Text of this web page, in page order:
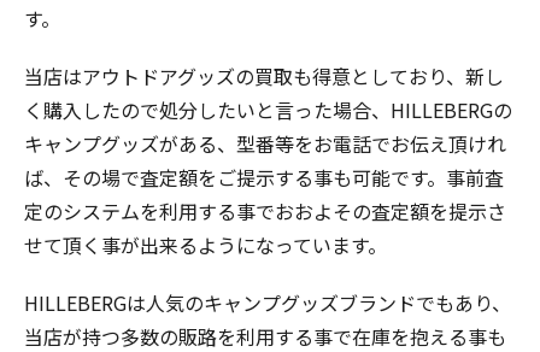
す。
当店はアウトドアグッズの買取も得意としており、新し
く購入したので処分したいと言った場合、HILLEBERGの
キャンプグッズがある、型番等をお電話でお伝え頂けれ
ば、その場で査定額をご提示する事も可能です。事前査
定のシステムを利用する事でおおよその査定額を提示さ
せて頂く事が出来るようになっています。
HILLEBERGは人気のキャンプグッズブランドでもあり、
当店が持つ多数の販路を利用する事で在庫を抱える事も